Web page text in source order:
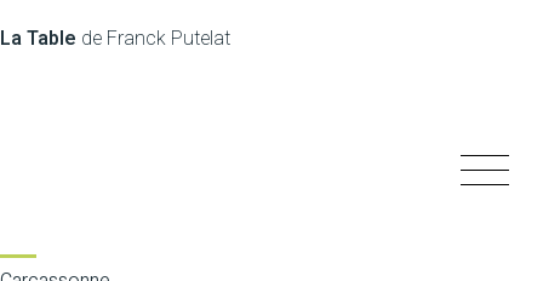
La Table de Franck Putelat